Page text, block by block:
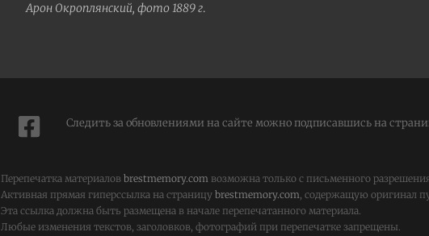
Арон Окроплянский, фото 1889 г.
Следить за обновлениями на сайте можно подписавшись на
Перепечатка материалов brestmemory.comвозможна только с письменного
Активная прямая гиперссылка на страницу brestmemory.com, содержащую оригинал
Эта ссылка должна быть размещена в начале перепечатанного материала.
Любые изменения текстов, заголовков, фотографий при перепечатке запрещены.